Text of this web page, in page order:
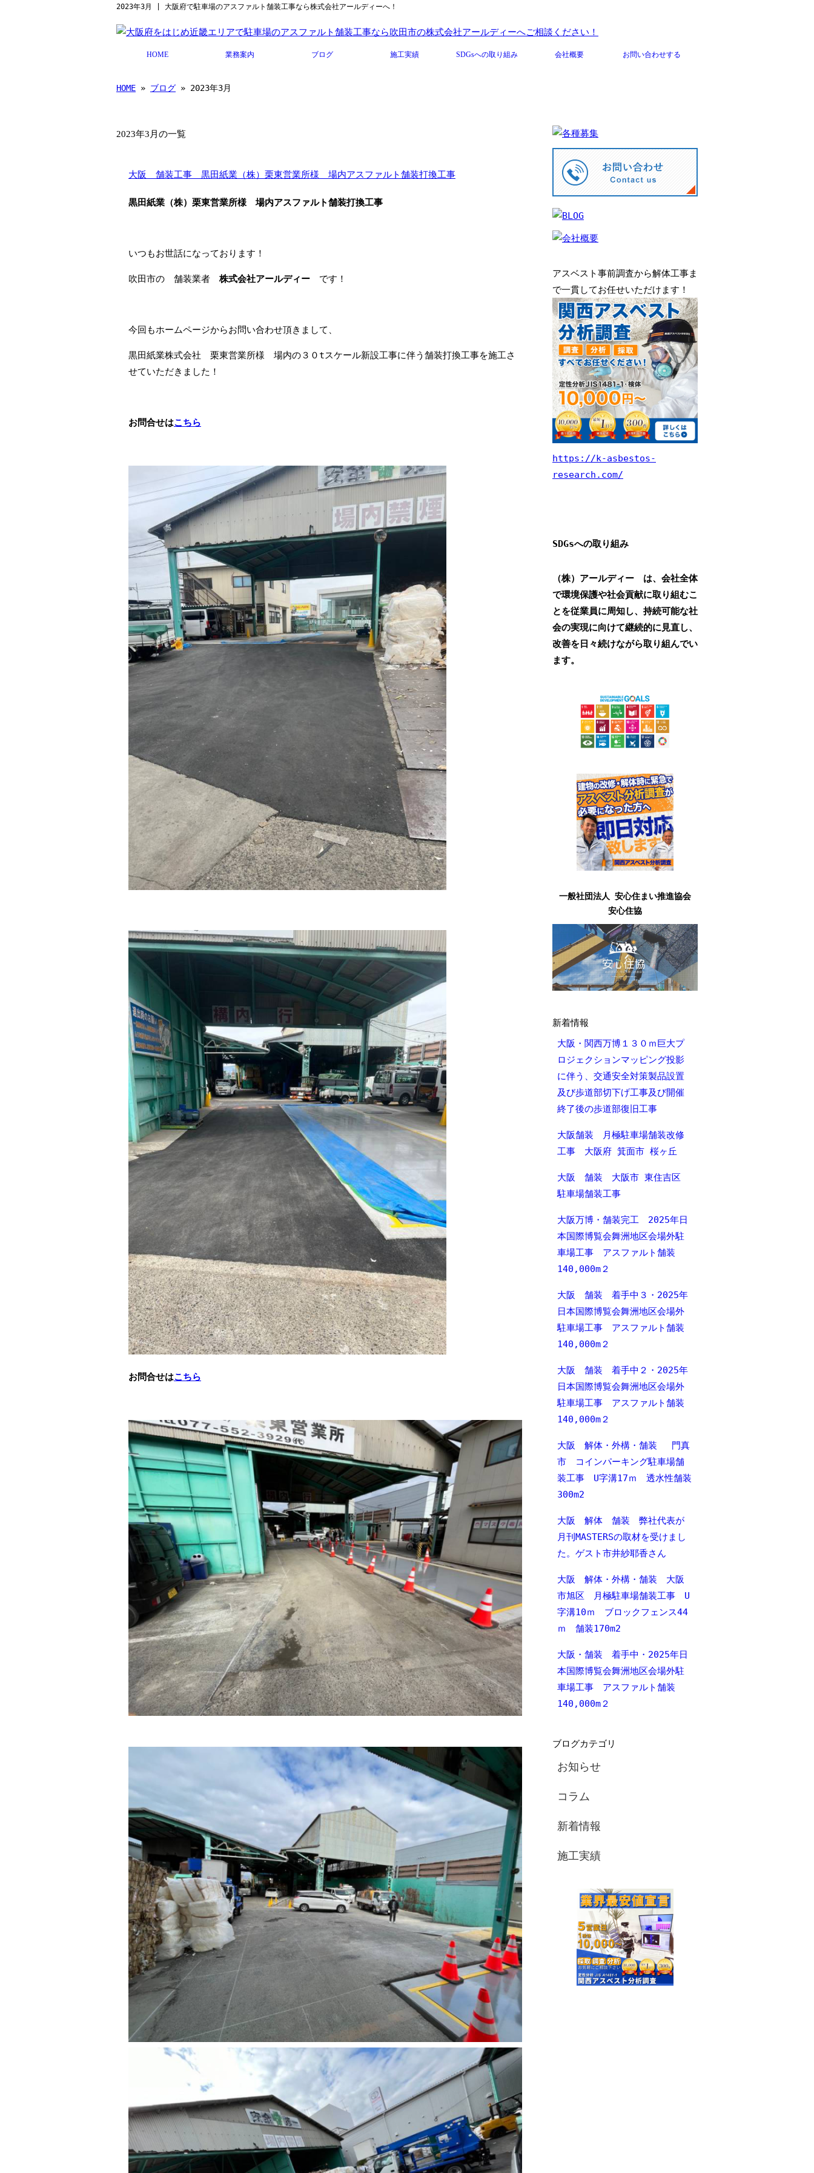
2023年3月 | 大阪府で駐車場のアスファルト舗装工事なら株式会社アールディーへ！
HOME 業務案内 ブログ 施工実績 SDGsへの取り組み 会社概要 お問い合わせする
HOME » ブログ » 2023年3月
2023年3月の一覧
大阪 舗装工事 黒田紙業（株）栗東営業所様 場内アスファルト舗装打換工事
黒田紙業（株）栗東営業所様 場内アスファルト舗装打換工事
いつもお世話になっております！
吹田市の 舗装業者 株式会社アールディー です！
今回もホームページからお問い合わせ頂きまして、
黒田紙業株式会社 栗東営業所様 場内の３０tスケール新設工事に伴う舗装打換工事を施工さ
せていただきました！
お問合せはこちら
お問合せはこちら
アスベスト事前調査から解体工事ま
で一貫してお任せいただけます！
https://k-asbestos-
research.com/
SDGsへの取り組み
（株）アールディー は、会社全体
で環境保護や社会貢献に取り組むこ
とを従業員に周知し、持続可能な社
会の実現に向けて継続的に見直し、
改善を日々続けながら取り組んでい
ます。
一般社団法人 安心住まい推進協会
安心住協
新着情報
大阪・関西万博１３０ｍ巨大プ
ロジェクションマッピング投影
に伴う、交通安全対策製品設置
及び歩道部切下げ工事及び開催
終了後の歩道部復旧工事
大阪舗装 月極駐車場舗装改修
工事 大阪府 箕面市 桜ヶ丘
大阪 舗装 大阪市 東住吉区
駐車場舗装工事
大阪万博・舗装完工 2025年日
本国際博覧会舞洲地区会場外駐
車場工事 アスファルト舗装
140,000m２
大阪 舗装 着手中３・2025年
日本国際博覧会舞洲地区会場外
駐車場工事 アスファルト舗装
140,000m２
大阪 舗装 着手中２・2025年
日本国際博覧会舞洲地区会場外
駐車場工事 アスファルト舗装
140,000m２
大阪 解体・外構・舗装 門真
市 コインパーキング駐車場舗
装工事 U字溝17ｍ 透水性舗装
300m2
大阪 解体 舗装 弊社代表が
月刊MASTERSの取材を受けまし
た。ゲスト市井紗耶香さん
大阪 解体・外構・舗装 大阪
市旭区 月極駐車場舗装工事 U
字溝10ｍ ブロックフェンス44
ｍ 舗装170m2
大阪・舗装 着手中・2025年日
本国際博覧会舞洲地区会場外駐
車場工事 アスファルト舗装
140,000m２
ブログカテゴリ
お知らせ
コラム
新着情報
施工実績